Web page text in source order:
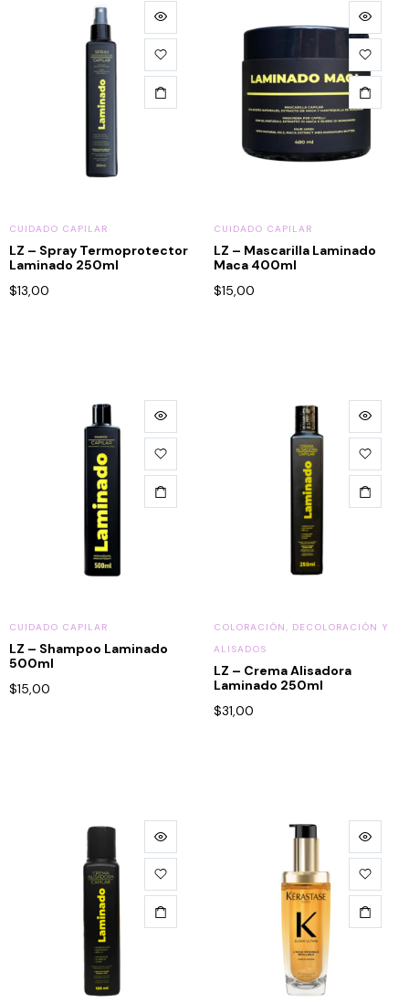
CUIDADO CAPILAR
LZ – Spray Termoprotector
Laminado 250ml
$13,00
CUIDADO CAPILAR
LZ – Mascarilla Laminado
Maca 400ml
$15,00
CUIDADO CAPILAR
LZ – Shampoo Laminado
500ml
$15,00
COLORACIÓN, DECOLORACIÓN Y
ALISADOS
LZ – Crema Alisadora
Laminado 250ml
$31,00